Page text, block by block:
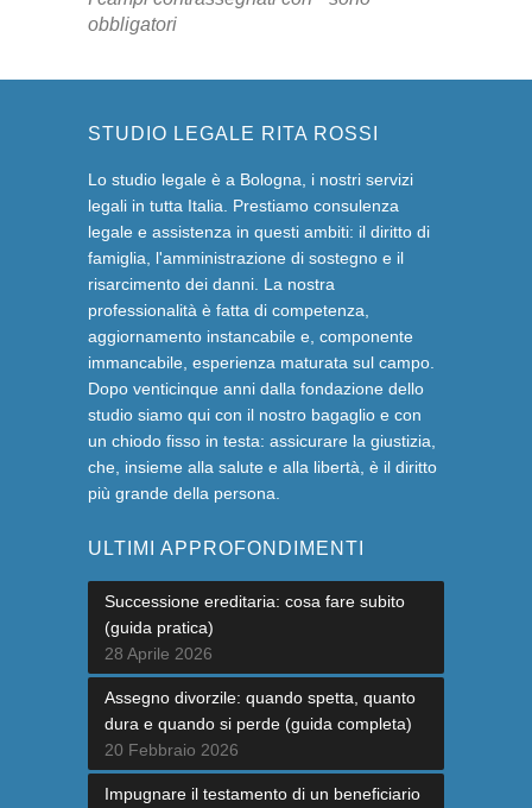
obbligatori
STUDIO LEGALE RITA ROSSI
Lo studio legale è a Bologna, i nostri servizi
legali in tutta Italia. Prestiamo consulenza
legale e assistenza in questi ambiti: il diritto di
famiglia, l'amministrazione di sostegno e il
risarcimento dei danni. La nostra
professionalità è fatta di competenza,
aggiornamento instancabile e, componente
immancabile, esperienza maturata sul campo.
Dopo venticinque anni dalla fondazione dello
studio siamo qui con il nostro bagaglio e con
un chiodo fisso in testa: assicurare la giustizia,
che, insieme alla salute e alla libertà, è il diritto
più grande della persona.
ULTIMI APPROFONDIMENTI
Successione ereditaria: cosa fare subito
(guida pratica)
28 Aprile 2026
Assegno divorzile: quando spetta, quanto
dura e quando si perde (guida completa)
20 Febbraio 2026
Impugnare il testamento di un beneficiario